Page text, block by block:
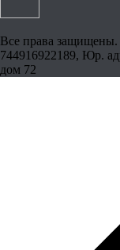
Все права
744916922189, Юр.
дом 72